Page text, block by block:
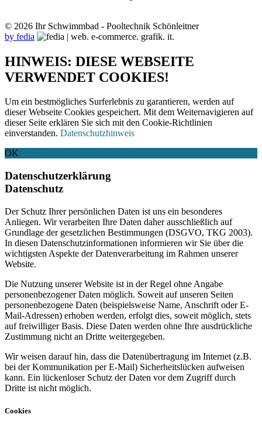
© 2026 Ihr Schwimmbad - Pooltechnik Schönleitner
by fedia
HINWEIS: DIESE WEBSEITE
VERWENDET COOKIES!
Um ein bestmögliches Surferlebnis zu garantieren, werden auf
dieser Webseite Cookies gespeichert. Mit dem Weiternavigieren auf
dieser Seite erklären Sie sich mit den Cookie-Richtlinien
einverstanden. Datenschutzhinweis
OK
Datenschutzerklärung
Datenschutz
Der Schutz Ihrer persönlichen Daten ist uns ein besonderes
Anliegen. Wir verarbeiten Ihre Daten daher ausschließlich auf
Grundlage der gesetzlichen Bestimmungen (DSGVO, TKG 2003).
In diesen Datenschutzinformationen informieren wir Sie über die
wichtigsten Aspekte der Datenverarbeitung im Rahmen unserer
Website.
Die Nutzung unserer Website ist in der Regel ohne Angabe
personenbezogener Daten möglich. Soweit auf unseren Seiten
personenbezogene Daten (beispielsweise Name, Anschrift oder E-
Mail-Adressen) erhoben werden, erfolgt dies, soweit möglich, stets
auf freiwilliger Basis. Diese Daten werden ohne Ihre ausdrückliche
Zustimmung nicht an Dritte weitergegeben.
Wir weisen darauf hin, dass die Datenübertragung im Internet (z.B.
bei der Kommunikation per E-Mail) Sicherheitslücken aufweisen
kann. Ein lückenloser Schutz der Daten vor dem Zugriff durch
Dritte ist nicht möglich.
Cookies